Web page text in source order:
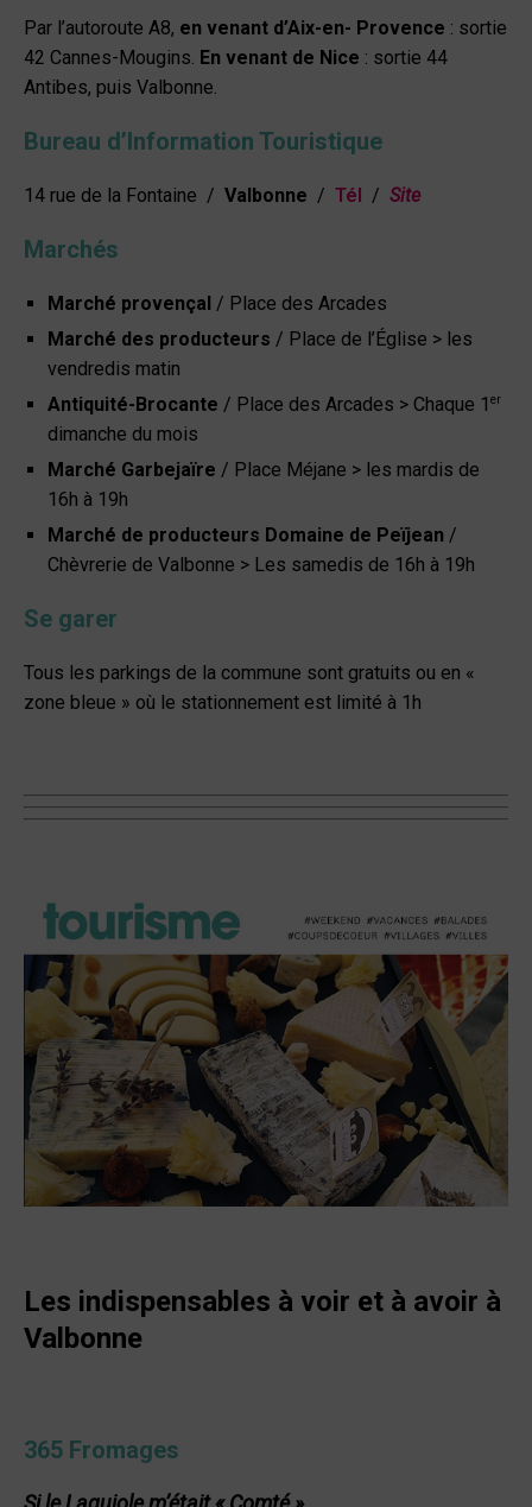
Par l’autoroute A8, en venant d’Aix-en- Provence : sortie
42 Cannes-Mougins. En venant de Nice : sortie 44
Antibes, puis Valbonne.
Bureau d’Information Touristique
14 rue de la Fontaine / Valbonne / Tél / Site
Marchés
Marché provençal / Place des Arcades
Marché des producteurs / Place de l’Église > les
vendredis matin
Antiquité-Brocante / Place des Arcades > Chaque 1 er
dimanche du mois
Marché Garbejaïre / Place Méjane > les mardis de
16h à 19h
Marché de producteurs Domaine de Peïjean /
Chèvrerie de Valbonne > Les samedis de 16h à 19h
Se garer
Tous les parkings de la commune sont gratuits ou en «
zone bleue » où le stationnement est limité à 1h
Les indispensables à voir et à avoir à
Valbonne
365 Fromages